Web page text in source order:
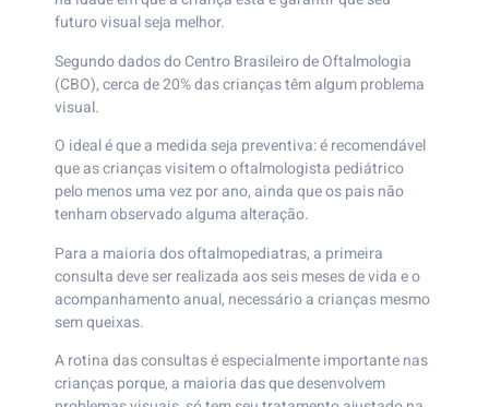
futuro visual seja melhor.
Segundo dados do Centro Brasileiro de Oftalmologia
(CBO), cerca de 20% das crianças têm algum problema
visual.
O ideal é que a medida seja preventiva: é recomendável
que as crianças visitem o oftalmologista pediátrico
pelo menos uma vez por ano, ainda que os pais não
tenham observado alguma alteração.
Para a maioria dos oftalmopediatras, a primeira
consulta deve ser realizada aos seis meses de vida e o
acompanhamento anual, necessário a crianças mesmo
sem queixas.
A rotina das consultas é especialmente importante nas
crianças porque, a maioria das que desenvolvem